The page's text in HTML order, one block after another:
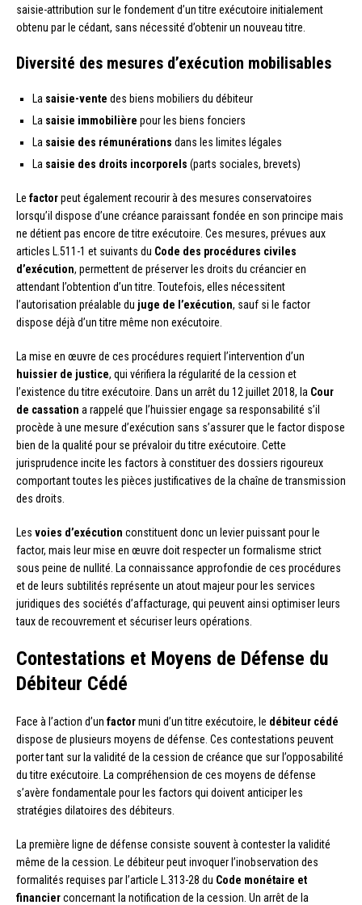
saisie-attribution sur le fondement d’un titre exécutoire initialement
obtenu par le cédant, sans nécessité d’obtenir un nouveau titre.
Diversité des mesures d’exécution mobilisables
La saisie-vente des biens mobiliers du débiteur
La saisie immobilière pour les biens fonciers
La saisie des rémunérations dans les limites légales
La saisie des droits incorporels (parts sociales, brevets)
Le factorpeut également recourir à des mesures conservatoires
lorsqu’il dispose d’une créance paraissant fondée en son principe mais
ne détient pas encore de titre exécutoire. Ces mesures, prévues aux
articles L.511-1 et suivants du Code des procédures civiles
d’exécution, permettent de préserver les droits du créancier en
attendant l’obtention d’un titre. Toutefois, elles nécessitent
l’autorisation préalable du juge de l’exécution, sauf si le factor
dispose déjà d’un titre même non exécutoire.
La mise en œuvre de ces procédures requiert l’intervention d’un
huissier de justice, qui vérifiera la régularité de la cession et
l’existence du titre exécutoire. Dans un arrêt du 12 juillet 2018, la Cour
de cassation a rappelé que l’huissier engage sa responsabilité s’il
procède à une mesure d’exécution sans s’assurer que le factor dispose
bien de la qualité pour se prévaloir du titre exécutoire. Cette
jurisprudence incite les factors à constituer des dossiers rigoureux
comportant toutes les pièces justificatives de la chaîne de transmission
des droits.
Les voies d’exécution constituent donc un levier puissant pour le
factor, mais leur mise en œuvre doit respecter un formalisme strict
sous peine de nullité. La connaissance approfondie de ces procédures
et de leurs subtilités représente un atout majeur pour les services
juridiques des sociétés d’affacturage, qui peuvent ainsi optimiser leurs
taux de recouvrement et sécuriser leurs opérations.
Contestations et Moyens de Défense du
Débiteur Cédé
Face à l’action d’un factormuni d’un titre exécutoire, le débiteur cédé
dispose de plusieurs moyens de défense. Ces contestations peuvent
porter tant sur la validité de la cession de créance que sur l’opposabilité
du titre exécutoire. La compréhension de ces moyens de défense
s’avère fondamentale pour les factors qui doivent anticiper les
stratégies dilatoires des débiteurs.
La première ligne de défense consiste souvent à contester la validité
même de la cession. Le débiteur peut invoquer l’inobservation des
formalités requises par l’article L.313-28 du Code monétaire et
financierconcernant la notification de la cession. Un arrêt de la